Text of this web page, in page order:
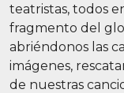
teatristas, todos
fragmento del
abriéndonos las
imágenes,
de nuestras